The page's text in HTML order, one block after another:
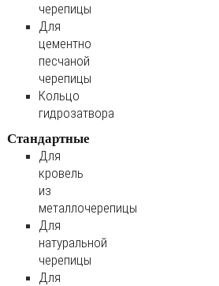
черепицы
Для
цементно
песчаной
черепицы
Кольцо
гидрозатвора
Стандартные
Для
кровель
из
металлочерепицы
Для
натуральной
черепицы
Для